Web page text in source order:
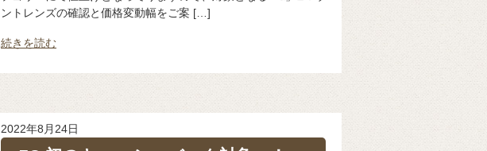
ントレンズの確認と価格変動幅をご案 […]
続きを読む
2022年8月24日